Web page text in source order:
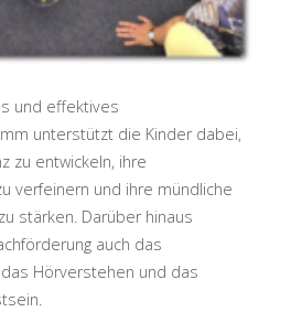
und effektives
unterstützt die Kinder dabei,
zu entwickeln, ihre
verfeinern und ihre mündliche
stärken. Darüber hinaus
auch das
Hörverstehen und das